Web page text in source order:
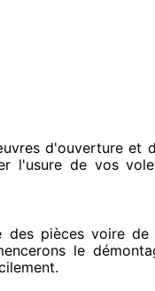
d'ouverture et
l'usure de vos
des pièces voire de
le
.